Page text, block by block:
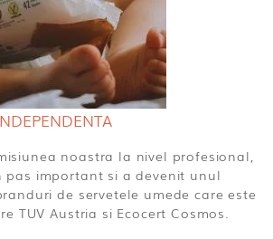
noastra la nivel profesional,
pas important si a devenit unul
de servetele umede care este
TUV Austria si Ecocert Cosmos.